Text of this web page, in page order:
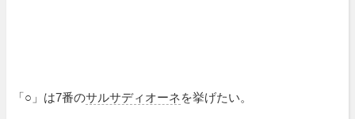
「○」は7番のサルサディオーネを挙げたい。